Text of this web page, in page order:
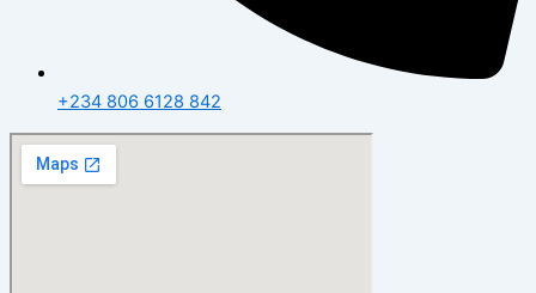
+234 806 6128 842